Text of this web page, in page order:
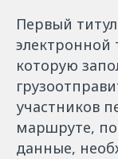
Первый
электронной
которую
участников
маршруте,
данные,